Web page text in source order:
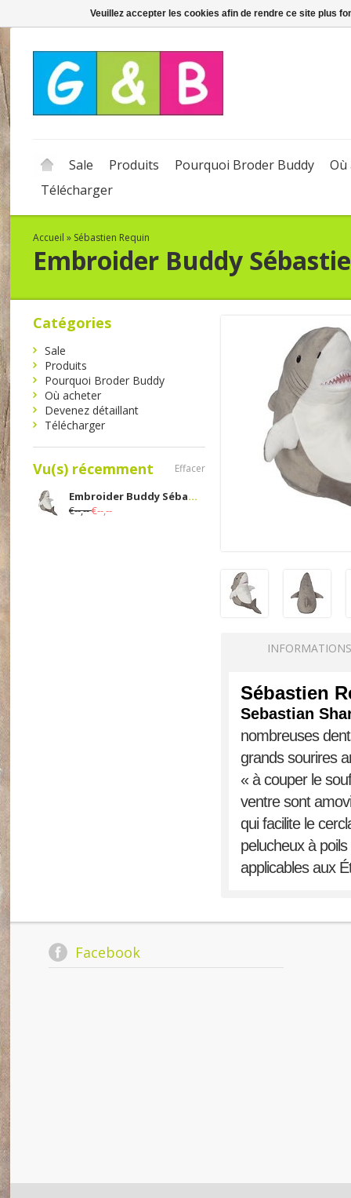
Sale Produits Pourquoi Broder Buddy
Où
Télécharger
Accueil » Sébastien Requin
Embroider Buddy
INFORMATIONS
Sébastien
Sebastian
nombreuses
grands sourires
« à couper le
ventre sont
qui facilite le
pelucheux à
applicables aux
Catégories
Sale
Produits
Pourquoi Broder Buddy
Où acheter
Devenez détaillant
Télécharger
Vu(s) récemment Effacer
Embroider Buddy Sébastien Requin
€--,--€--,--
Facebook
Veuillez accepter les cookies afin de rendre ce site plus